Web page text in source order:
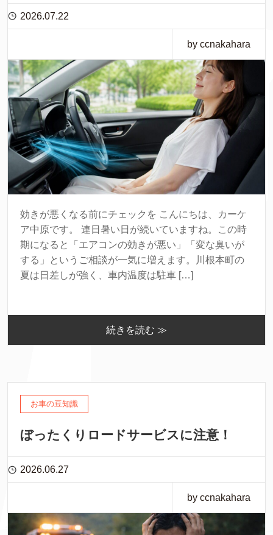
2026.07.22
by ccnakahara
効きが悪くなる前にチェックを こんにちは、カーケ
ア中原です。 連日暑い日が続いていますね。この時
期になると「エアコンの効きが悪い」「変な臭いが
する」というご相談が一気に増えます。川根本町の
夏は日差しが強く、車内温度は駐車 […]
続きを読む ≫
お車の豆知識
ぼったくりロードサービスに注意！
2026.06.27
by ccnakahara